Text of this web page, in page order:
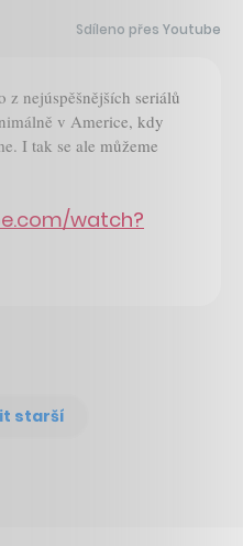
Sdíleno přes Youtube
z nejúspěšnějších seriálů
v Americe, kdy
I tak se ale můžeme
watch?
starší